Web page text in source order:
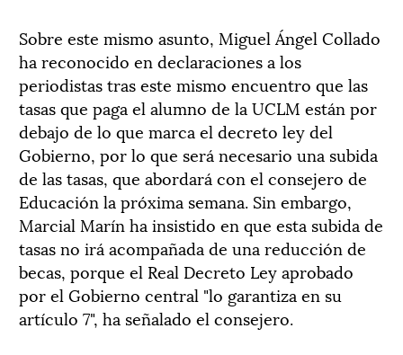
Sobre este mismo asunto, Miguel Ángel Collado
ha reconocido en declaraciones a los
periodistas tras este mismo encuentro que las
tasas que paga el alumno de la UCLM están por
debajo de lo que marca el decreto ley del
Gobierno, por lo que será necesario una subida
de las tasas, que abordará con el consejero de
Educación la próxima semana. Sin embargo,
Marcial Marín ha insistido en que esta subida de
tasas no irá acompañada de una reducción de
becas, porque el Real Decreto Ley aprobado
por el Gobierno central "lo garantiza en su
artículo 7", ha señalado el consejero.